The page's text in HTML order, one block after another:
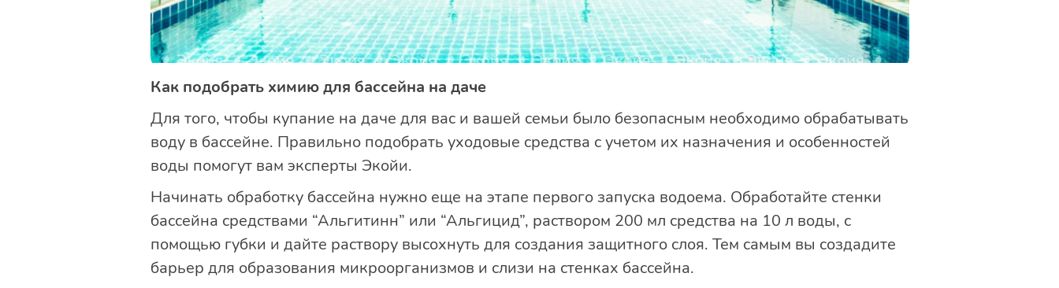
Как подобрать химию для бассейна на даче
Для того, чтобы купание на даче для вас и вашей семьи было безопасным необходимо обрабатывать
воду в бассейне. Правильно подобрать уходовые средства с учетом их назначения и особенностей
воды помогут вам эксперты Экойи.
Начинать обработку бассейна нужно еще на этапе первого запуска водоема. Обработайте стенки
бассейна средствами “Альгитинн” или “Альгицид”, раствором 200 мл средства на 10 л воды, с
помощью губки и дайте раствору высохнуть для создания защитного слоя. Тем самым вы создадите
барьер для образования микроорганизмов и слизи на стенках бассейна.